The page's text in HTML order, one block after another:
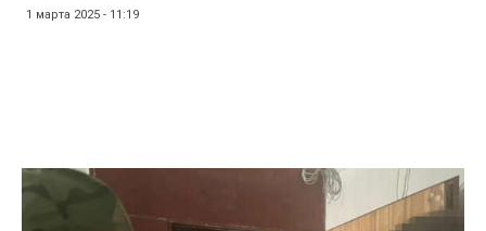
1 марта 2025 - 11:19